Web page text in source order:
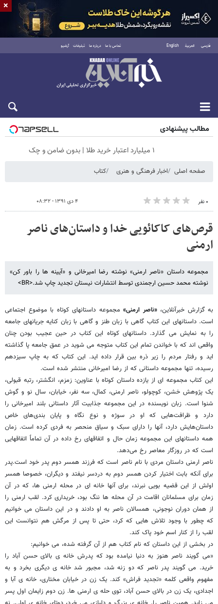
فارسی العربية English تماس با ما درباره ما تبلیغات آرشیو
شنبه ۱۷ مرداد ۱۴۰۵
مطالب پیشنهادی
۱ میلیارد اعتبار خرید طلا | بدون ضامن و چک
صفحه اصلی اخبار فرهنگی و هنری کتاب
۰ نفر ۴ دی ۱۳۹۱ - ۰۸:۳۲
قرص‌های کاکائویی خدا و داستان‌های ناصر
ارمنی
مجموعه داستان «ناصر ارمنی» نوشته رضا امیرخانی و «آیینه ها را باور کن»
نوشته محمد حسین ارجمندی توسط انتشارات نیستان تجدید چاپ شد.<BR>
به گزارش خبرآنلاین،«ناصر ارمنی» مجموعه داستانهای کوتاه با موضوع اجتماعی
است. داستانهای این کتاب گاهی با زبان طنز و گاهی با زبان کنایه جریانهای جامعه
را به نمایش می گذارد. داستانهای کوتاه این کتاب در حین عجیب بودن چنان
واقعی اند که با خواندن تمام این کتاب متوجه می شوید در عمق جامعه پا گذاشته
اید و رفتار مردم را زیر ذره بین قرار داده اید. این کتاب که به چاپ سیزدهم
رسیده، تنها مجموعه داستانی که از رضا امیرخانی منتشر شده است.
این کتاب مجموعه ای از یازده داستان کوتاه با عناوین: زمزم، انگشتر، رتبه قبولی،
یک پژوهش خشن، کوچولو، ناصر ارمنی، کمال، سه نفر، خیابان، سال نو و گوش
شنوا است. زبان نویسنده در این مجموعه جذابیت‌ آثار داستانی بلند امیرخانی را
دارد و ظرافت‌هایی که او در سوژه و نوع نگاه و پایان بندی‌های خاص
داستان‌هایش دارد، آنها را دارای سبک و سیاق منحصر به فردی کرده است. زمان
همه داستان‏های این مجموعه زمان حال و اتفاق‏های رخ داده در آن تماماً اتفاق‏هایی
است که در روزگار معاصر رخ می‌دهد.
ناصر ارمنی داستان مردی با نام ناصر است که فرزند همسر دوم پدر خود است.پدر
برای آنکه بابت اختیار کردن همسر دوم به دردسر نیفتد و دیگران، خصوصا همسر
اولش از این قضیه بویی نبرند، برای آنها خانه ای در محله ارمنی ها، که در آن
زمان برای مسلمانان اقامت در آن محله ها ننگ بود، خریداری کرد. لقب ارمنی را
از همان دوران نوجونی، همسالان ناصر به او دادند و در این داستان می خوانیم
که چطور با وجود تلاش هایی که کرد، حتی تا پس از مرگش هم نتوانست این
لقب را از کنار اسم خود پاک کند.
در بخشی از این داستان که نام کتاب هم از آن گرفته شده، می خوانیم:
«می گویند ناصر هنوز به دنیا نیامده بود که پدرش خانه ی بالای حسن آباد را
خرید. می گویند پدر ناصر که دو زنه شد، مجبور شد خانه ی دیگری بخرد و به
مفهوم واقعی کلمه «تجدید فراش» کند. یک زن در خیابان مختاری، خانه ی آبا و
اجدادی، یک زن در بالای حسن آباد، توی حله ی ارمنی ها. زن دوم زایمان اول پسر
×